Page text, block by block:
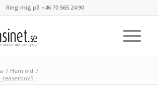
Ring mig på +46 70 565 24 90
/ Hem old /